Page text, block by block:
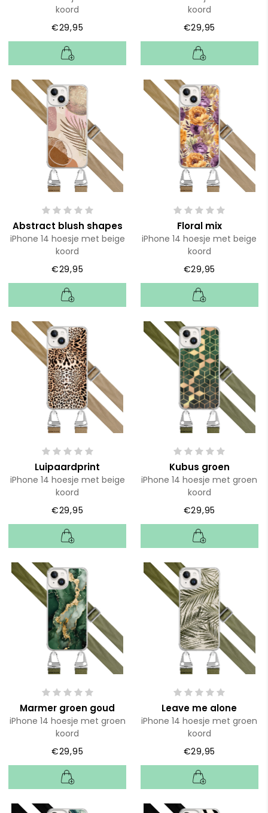
koord
€29,95
koord
€29,95
Abstract blush shapes
iPhone 14 hoesje met beige
koord
€29,95
Floral mix
iPhone 14 hoesje met beige
koord
€29,95
Luipaardprint
iPhone 14 hoesje met beige
koord
€29,95
Kubus groen
iPhone 14 hoesje met groen
koord
€29,95
Marmer groen goud
iPhone 14 hoesje met groen
koord
€29,95
Leave me alone
iPhone 14 hoesje met groen
koord
€29,95